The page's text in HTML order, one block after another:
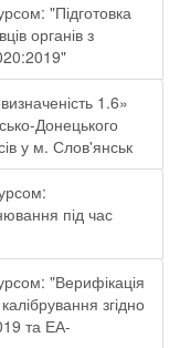
"Підготовка
органів з
1.6»
Донецького
у м. Слов'янськ
під час
"Верифікація
згідно
та ЕА-